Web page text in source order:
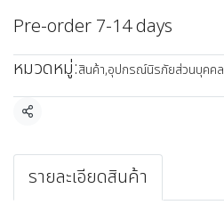
Pre-order 7-14 days
หมวดหมู่:สินค้า,อุปกรณ์นิรภัยส่วนบุคคล
แชร์
รายละเอียดสินค้า